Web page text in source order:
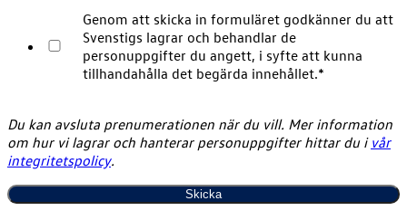
Genom att skicka in formuläret godkänner du att
Svenstigs lagrar och behandlar de
personuppgifter du angett, i syfte att kunna
tillhandahålla det begärda innehållet.*
Du kan avsluta prenumerationen när du vill. Mer information
om hur vi lagrar och hanterar personuppgifter hittar du i vår
integritetspolicy.